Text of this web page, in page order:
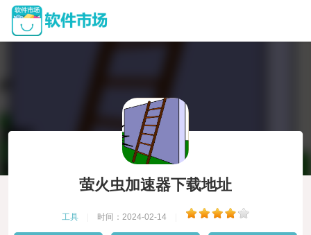
萤火虫加速器下载地址
工具 时间：2024-02-14